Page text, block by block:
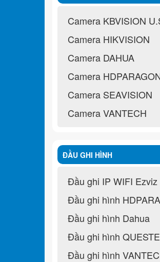
Camera KBVISION
Camera HIKVISION
Camera DAHUA
Camera
Camera SEAVISION
Camera VANTECH
ĐẦU GHI HÌNH
Đầu ghi IP WIFI Ezviz
Đầu ghi hình
Đầu ghi hình Dahua
Đầu ghi hình
Đầu ghi hình